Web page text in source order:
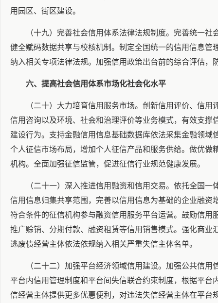
用园区、街区建设。
（十九）完善社会信用体系法律法规制度。完善统一
健全赋码数据共享与校核机制。制定全国统一的信用信息
纳入相关专项法律法规。加强信用政策出台前的综合评估，
六、提高社会信用体系市场化社会化水平
（二十）大力培育信用服务市场。创新信用评价、信
信用咨询以及环境、社会和治理评价等业务模式，有效支
建设行为。支持金融信用信息基础数据库依法采集金融领
个人征信市场布局，增加个人征信产品和服务供给。做优
机构。全面加强征信监管，促进征信行业规范健康发展。
（二十一）深入推进信用融资和信用交易。依托全国
信用信息归集共享范围，完善以信用信息为基础的企业融
符合条件的征信机构参与融资信用服务平台运营。鼓励信
推广赊销、分期付款、融资租赁等信用销售模式。强化商
逃废债经营主体依法依规纳入相关严重失信主体名单。
（二十二）加强平台经济领域信用建设。加强公共信
平台内信用管理制度和平台间失信联合约束制度，根据平
信经营主体提供更多优惠便利，对违法失信经营主体在平